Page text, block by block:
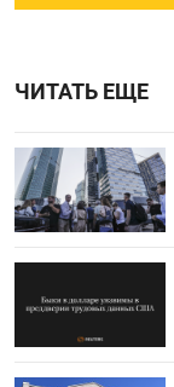
ЧИТАТЬ ЕЩЕ